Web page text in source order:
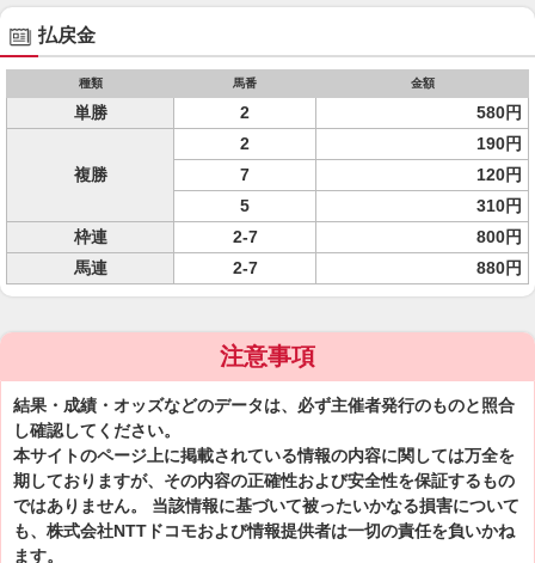
払戻金
種類 馬番 金額
単勝 2 580円
複勝
2
190円
7
120円
5
310円
枠連
2-7
800円
馬連
2-7 880円
注意事項
結果・成績・オッズなどのデータは、必ず主催者発行のものと照合
し確認してください。
本サイトのページ上に掲載されている情報の内容に関しては万全を
期しておりますが、その内容の正確性および安全性を保証するもの
ではありません。 当該情報に基づいて被ったいかなる損害について
も、株式会社NTTドコモおよび情報提供者は一切の責任を負いかね
ます。